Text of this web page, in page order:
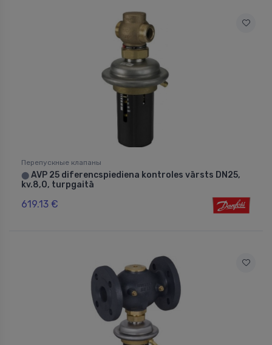
Перепускные клапаны
⬤ AVP 25 diferencspiediena kontroles vārsts DN25,
kv.8,0, turpgaitā
619.13 €